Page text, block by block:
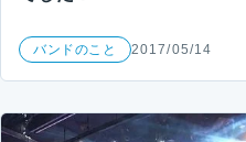
バンドのこと 2017/05/14